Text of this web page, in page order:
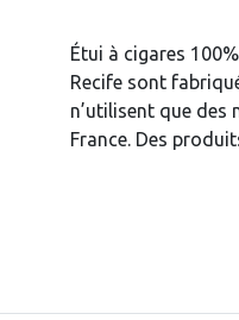
Étui à cigares
Recife sont
n’utilisent que
France. Des